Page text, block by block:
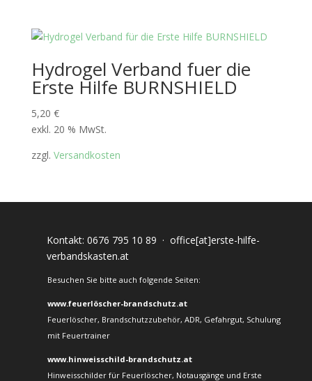
Hydrogel Verband fuer die
Erste Hilfe BURNSHIELD
5,20 €
exkl. 20 % MwSt.
zzgl. Versandkosten
Kontakt: 0676 795 10 89 · office[at]erste-hilfe-
verbandskasten.at
Besuchen Sie bitte auch folgende Seiten:
www.feuerlöscher-brandschutz.at
Feuerlöscher, Brandschutzzubehör, ADR, Gefahrgut, Schulung
mit Feuertrainer
www.hinweisschild-brandschutz.at
Hinweisschilder für Feuerlöscher, Notausgänge und Erste